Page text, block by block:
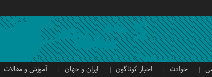
حوادث اخبار گوناگون ایران و جهان آموزش و مقالات